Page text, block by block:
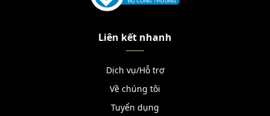
Liên kết nhanh
Dịch vụ/Hỗ trợ
Về chúng tôi
Tuyển dụng